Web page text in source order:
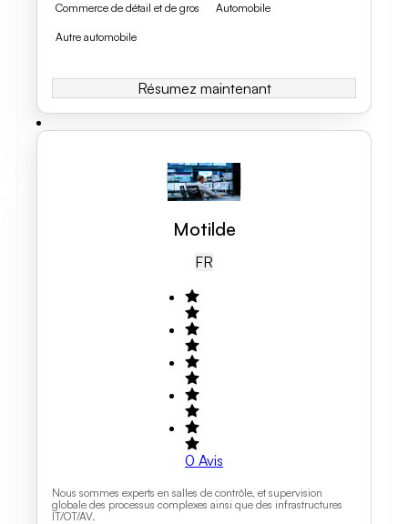
Commerce de détail et de gros Automobile
Autre automobile
Résumez maintenant
Motilde
FR
0 Avis
Nous sommes experts en salles de contrôle, et supervision
globale des processus complexes ainsi que des infrastructures
IT/OT/AV.